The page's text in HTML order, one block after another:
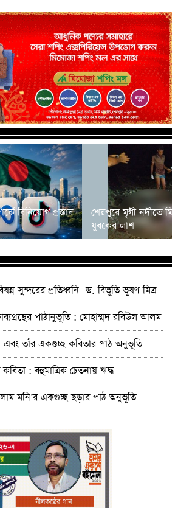
বিনিয়োগ প্রস্তাব
শেরপুরে মৃগী নদীতে
যুবকের লাশ
সুন্দরের প্রতিধ্বনি -ড. বিভূতি ভূষণ মিত্র
পাঠানুভূতি : মোহাম্মদ রবিউল আলম
তাঁর একগুচ্ছ কবিতার পাঠ অনুভূতি
: বহুমাত্রিক চেতনায় ঋদ্ধ
মনি’র একগুচ্ছ ছড়ার পাঠ অনুভূতি